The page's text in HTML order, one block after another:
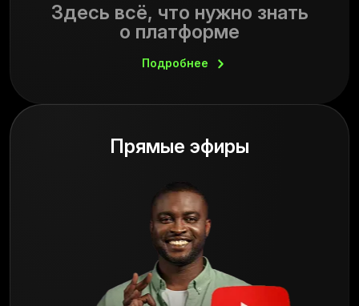
Здесь всё, что нужно знать
о платформе
Подробнее
Прямые эфиры